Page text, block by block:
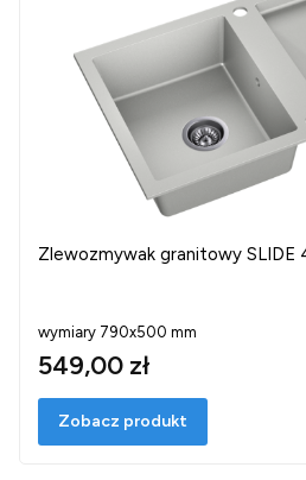
Zlewozmywak granitowy SLIDE
wymiary 790x500 mm
549,00 zł
Zobacz produkt